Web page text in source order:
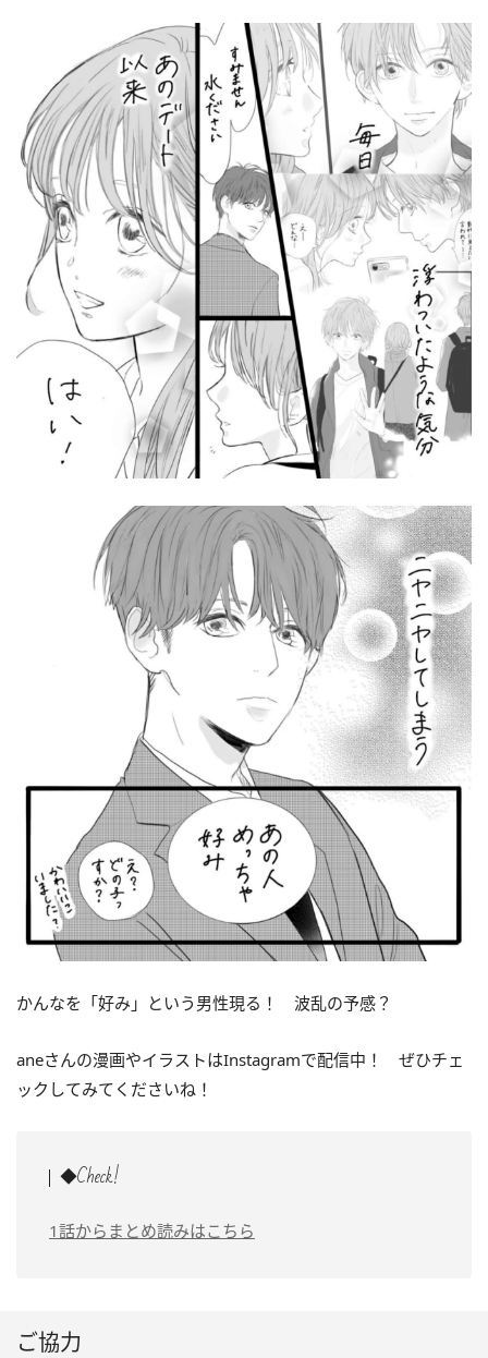
かんなを「好み」という男性現る！ 波乱の予感？
aneさんの漫画やイラストはInstagramで配信中！ ぜひチェ
ックしてみてくださいね！
◆Check!
1話からまとめ読みはこちら
ご協力